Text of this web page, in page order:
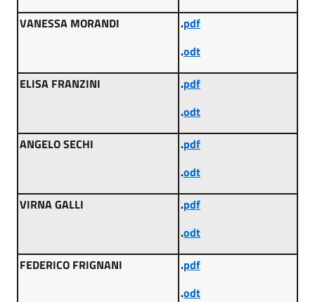
VANESSA MORANDI
.pdf
.odt
ELISA FRANZINI
.pdf
.odt
ANGELO SECHI
.pdf
.odt
VIRNA GALLI
.pdf
.odt
FEDERICO FRIGNANI
.pdf
.odt